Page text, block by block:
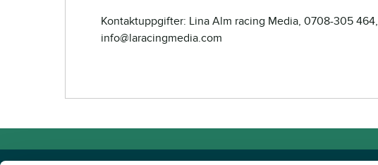
Kontaktuppgifter: Lina Alm racing Media, 0708-305 464,
info@laracingmedia.com